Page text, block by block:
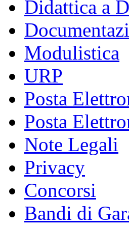
Didattica a
Modulistica
URP
Posta
Posta
Note Legali
Privacy
Concorsi
Bandi di